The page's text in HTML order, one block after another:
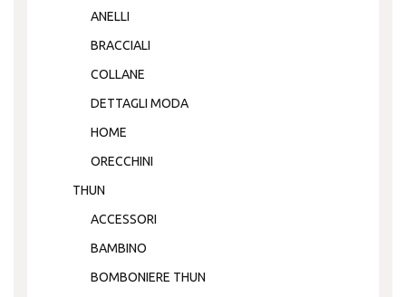
ANELLI
BRACCIALI
COLLANE
DETTAGLI MODA
HOME
ORECCHINI
THUN
ACCESSORI
BAMBINO
BOMBONIERE THUN